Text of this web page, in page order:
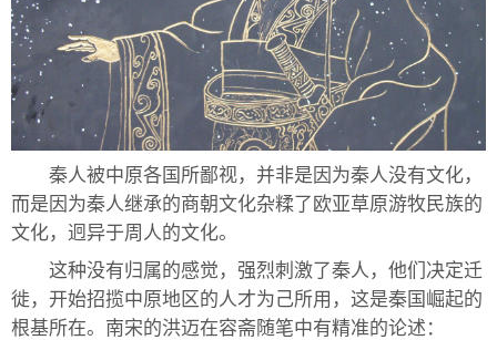
秦人被中原各国所鄙视，并非是因为秦人没有文化，
而是因为秦人继承的商朝文化杂糅了欧亚草原游牧民族的
文化，迥异于周人的文化。
这种没有归属的感觉，强烈刺激了秦人，他们决定迁
徙，开始招揽中原地区的人才为己所用，这是秦国崛起的
根基所在。南宋的洪迈在容斋随笔中有精准的论述：